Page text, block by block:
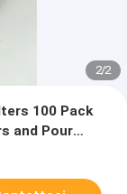
2/2
100 Pack
and Pour